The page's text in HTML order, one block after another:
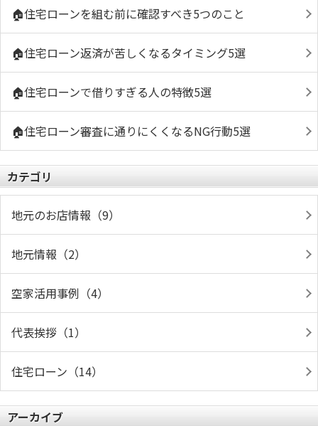
🏠住宅ローンを組む前に確認すべき5つのこと
🏠住宅ローン返済が苦しくなるタイミング5選
🏠住宅ローンで借りすぎる人の特徴5選
🏠住宅ローン審査に通りにくくなるNG行動5選
カテゴリ
地元のお店情報（9）
地元情報（2）
空家活用事例（4）
代表挨拶（1）
住宅ローン（14）
アーカイブ